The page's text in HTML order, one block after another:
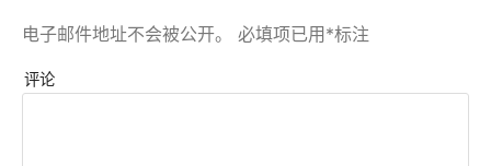
电子邮件地址不会被公开。 必填项已用 *标注
评论